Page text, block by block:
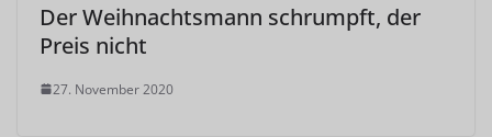
Der Weihnachtsmann schrumpft, der
Preis nicht
27. November 2020